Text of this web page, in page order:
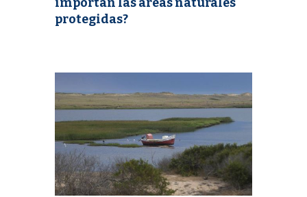
importan las áreas naturales
protegidas?